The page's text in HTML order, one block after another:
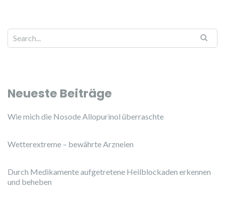
Neueste Beiträge
Wie mich die Nosode Allopurinol überraschte
Wetterextreme – bewährte Arzneien
Durch Medikamente aufgetretene Heilblockaden erkennen
und beheben